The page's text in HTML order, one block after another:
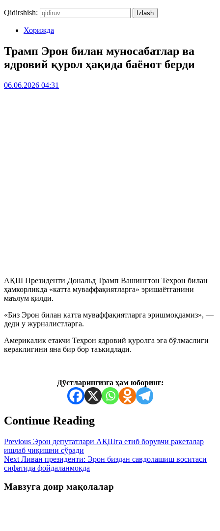
Qidirshish:
Хорижда
Трамп Эрон билан муносабатлар ва
ядровий қурол ҳақида баёнот берди
06.06.2026 04:31
АҚШ Президенти Дональд Трамп Вашингтон Теҳрон билан
ҳамкорликда «катта муваффақиятларга» эришаётганини
маълум қилди.
«Биз Эрон билан катта муваффақиятларга эришмоқдамиз», —
деди у журналистларга.
Америкалик етакчи Теҳрон ядровий қуролга эга бўлмаслиги
кераклигини яна бир бор таъкидлади.
Дўстларингизга ҳам юборинг:
Continue Reading
Previous Эрон депутатлари АҚШга етиб борувчи ракеталар
ишлаб чиқишни сўради
Next Ливан президенти: Эрон биздан савдолашиш воситаси
сифатида фойдаланмоқда
Мавзуга доир мақолалар